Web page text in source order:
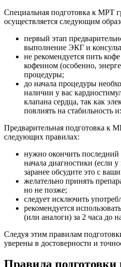
Специальная подготовка к МРТ
осуществляется следующим
первый этап
выполнение ЭКГ и
не рекомендуется пить
кофеином (особенно,
процедуры;
до начала процедуры
наличии у вас
клапана сердца, так как
повлиять на стабильность
Предварительная подготовка к
следующих правилах:
нужно окончить
начала диагностики (если
заранее обсудите это с
желательно принять
но не позже;
следует исключить
рекомендуется
(или аналоги) за 2 часа до
Следуя этим правилам
уверены в достоверности и
Правила подготовки